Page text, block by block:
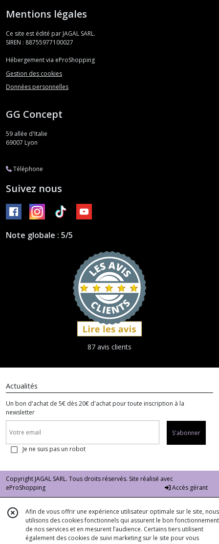
Mentions légales
Ce site est édité par JAGAL SARL.
SIREN : 88755977100027
Hébergement via eProShopping
Gestion des cookies
Données personnelles
GG Concept
59 allée d'Italie
69007 Lyon
Téléphone
Suivez nous
Note globale : 5/5
87 avis clients
Actualités
Un bon d'achat de 5€ dès 20€ d'achat pour toute inscription à la
newsletter
S'abonner
Je ne suis pas un robot
Copyright JAGAL SARL. Tous droits réservés. Site réalisé avec
eProShopping
Accès gérant
Afin de vous offrir une expérience utilisateur optimale sur le site, nous
utilisons des cookies fonctionnels qui assurent le bon fonctionnement
de nos services et en mesurent l’audience. Certains tiers utilisent
également des cookies de suivi marketing sur le site pour vous